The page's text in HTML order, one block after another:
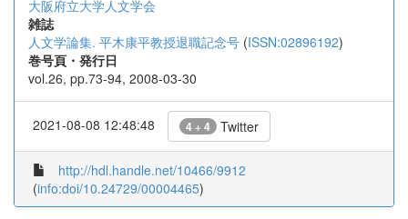
大阪府立大学人文学会
雑誌
人文学論集. 平木康平教授退職記念号 (ISSN:02896192)
巻号頁・発行日
vol.26, pp.73-94, 2008-03-30
2021-08-08 12:48:48 4 + 4 Twitter
http://hdl.handle.net/10466/9912
(info:doi/10.24729/00004465)